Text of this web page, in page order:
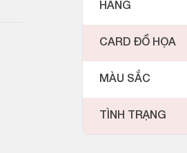
HÃNG
CARD ĐỒ HỌA
MÀU SẮC
TÌNH TRẠNG